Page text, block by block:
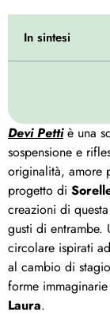
Devi Pettiè una
sospensione e
originalità, amore
progetto di
creazioni di questa
gusti di entrambe.
circolare ispirati
al cambio di
forme
Laura.
In sintesi